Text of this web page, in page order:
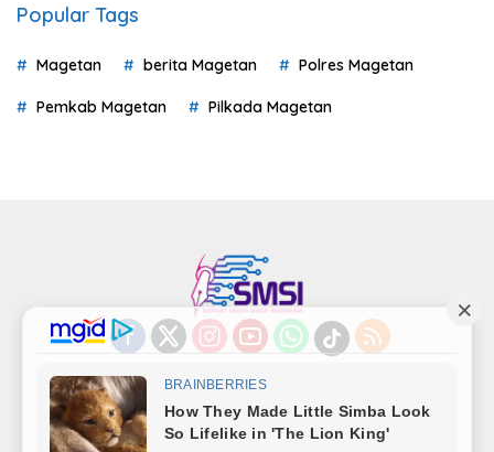
Popular Tags
Magetan berita Magetan Polres Magetan
Pemkab Magetan Pilkada Magetan
Indeks
Disclaimer
Pedoman Media Siber